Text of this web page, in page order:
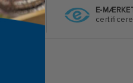
FRAGT
DKK
E-